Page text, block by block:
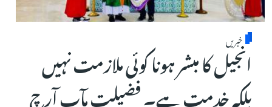
خبریں
انجیل کا مبشر ہونا کوئی ملازمت نہیں
بلکہ خدمت ہے۔ فضیلت مآب آرچ